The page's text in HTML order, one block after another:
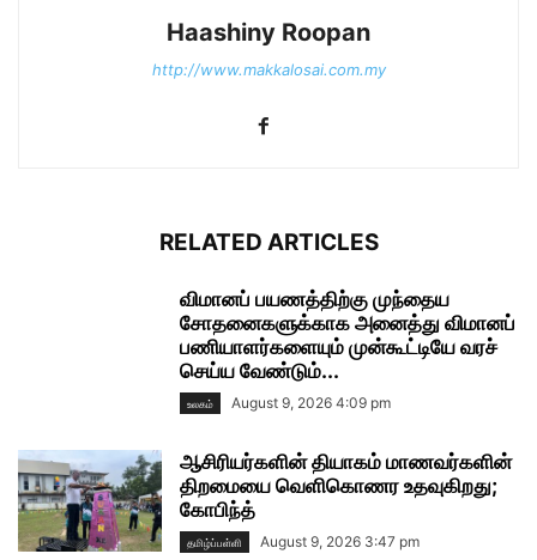
Haashiny Roopan
http://www.makkalosai.com.my
RELATED ARTICLES
விமானப் பயணத்திற்கு முந்தைய
சோதனைகளுக்காக அனைத்து விமானப்
பணியாளர்களையும் முன்கூட்டியே வரச்
செய்ய வேண்டும்...
உலகம் August 9, 2026 4:09 pm
ஆசிரியர்களின் தியாகம் மாணவர்களின்
திறமையை வெளிகொணர உதவுகிறது;
கோபிந்த்
தமிழ்ப்பள்ளி August 9, 2026 3:47 pm